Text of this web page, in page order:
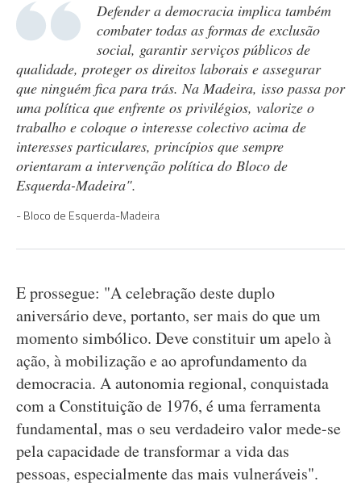
Defender a democracia implica também
combater todas as formas de exclusão
social, garantir serviços públicos de
qualidade, proteger os direitos laborais e assegurar
que ninguém fica para trás. Na Madeira, isso passa por
uma política que enfrente os privilégios, valorize o
trabalho e coloque o interesse colectivo acima de
interesses particulares, princípios que sempre
orientaram a intervenção política do Bloco de
Esquerda-Madeira".
Bloco de Esquerda-Madeira
E prossegue: "A celebração deste duplo
aniversário deve, portanto, ser mais do que um
momento simbólico. Deve constituir um apelo à
ação, à mobilização e ao aprofundamento da
democracia. A autonomia regional, conquistada
com a Constituição de 1976, é uma ferramenta
fundamental, mas o seu verdadeiro valor mede-se
pela capacidade de transformar a vida das
pessoas, especialmente das mais vulneráveis".